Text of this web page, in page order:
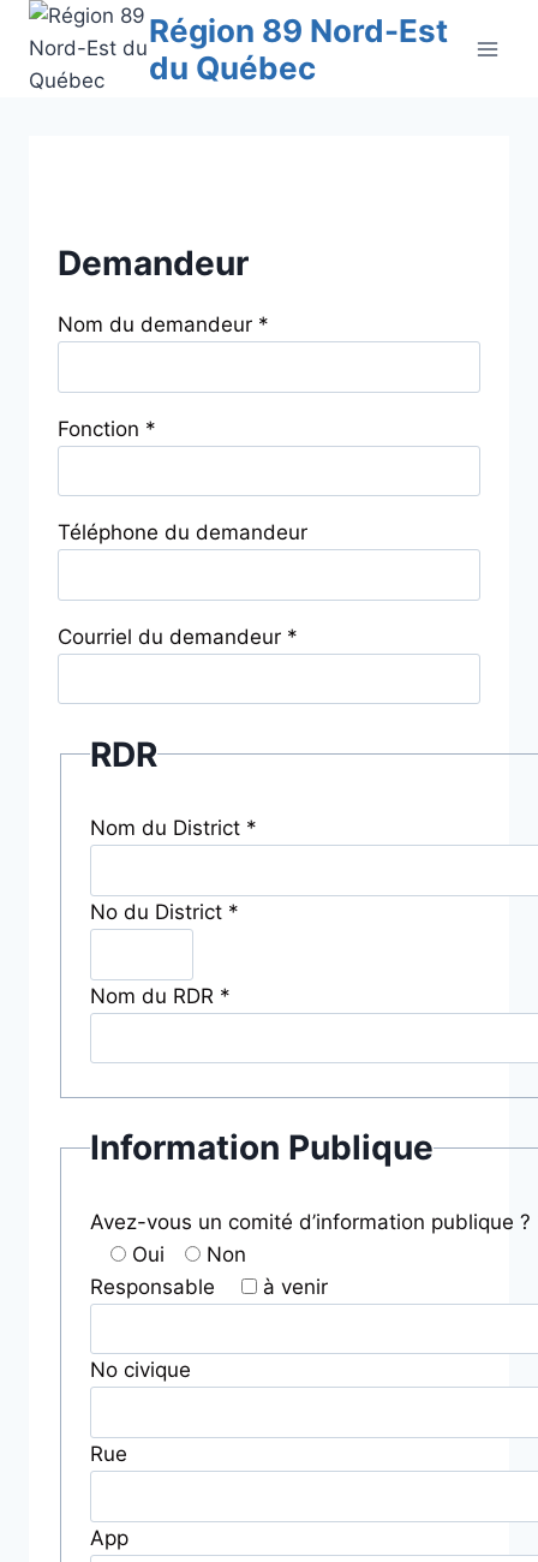
Aller
contenu
Région 89 Nord-Est
du Québec
Demandeur
Nom du demandeur *
Fonction *
Téléphone du demandeur
Courriel du demandeur *
RDR
Nom du District *
No du District *
Nom du RDR *
Information Publique
Avez-vous un comité d’information publique ?
Oui
Non
Responsable
à venir
No civique
Rue
App